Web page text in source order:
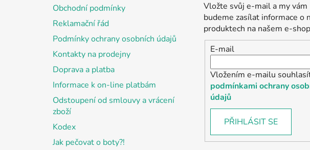
Obchodní podmínky
Reklamační řád
Podmínky ochrany osobních údajů
Kontakty na prodejny
Doprava a platba
Informace k on-line platbám
Odstoupení od smlouvy a vrácení
zboží
Kodex
Jak pečovat o boty?!
Vložte svůj e-mail a my vám
budeme zasílat informace o
produktech na našem e-
E-mail
Vložením e-mailu
podmínkami ochrany
údajů
PŘIHLÁSIT SE